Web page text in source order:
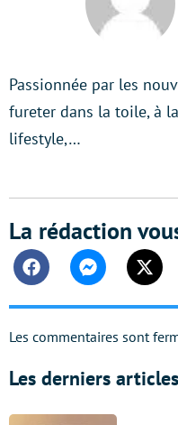
Passionnée par les
fureter dans la toile, à
lifestyle,…
La rédaction
FacebookMessenger
Les commentaires sont
Les derniers articles